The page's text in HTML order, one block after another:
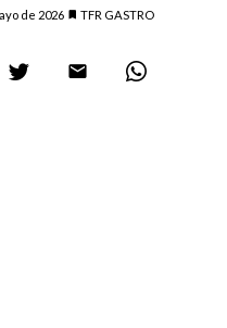
de 2026
TFR GASTRO